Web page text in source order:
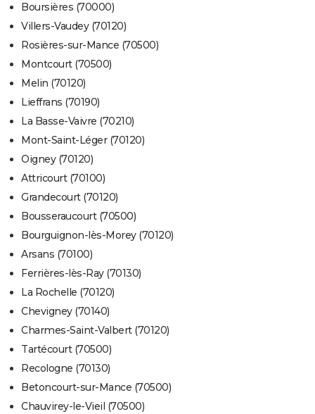
Boursières (70000)
Villers-Vaudey (70120)
Rosières-sur-Mance (70500)
Montcourt (70500)
Melin (70120)
Lieffrans (70190)
La Basse-Vaivre (70210)
Mont-Saint-Léger (70120)
Oigney (70120)
Attricourt (70100)
Grandecourt (70120)
Bousseraucourt (70500)
Bourguignon-lès-Morey (70120)
Arsans (70100)
Ferrières-lès-Ray (70130)
La Rochelle (70120)
Chevigney (70140)
Charmes-Saint-Valbert (70120)
Tartécourt (70500)
Recologne (70130)
Betoncourt-sur-Mance (70500)
Chauvirey-le-Vieil (70500)